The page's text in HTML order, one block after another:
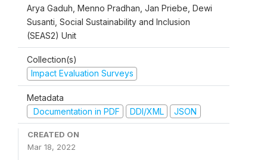
Arya Gaduh, Menno Pradhan, Jan Priebe, Dewi
Susanti, Social Sustainability and Inclusion
(SEAS2) Unit
Collection(s)
Impact Evaluation Surveys
Metadata
Documentation in PDF
DDI/XML JSON
CREATED ON
Mar 18, 2022